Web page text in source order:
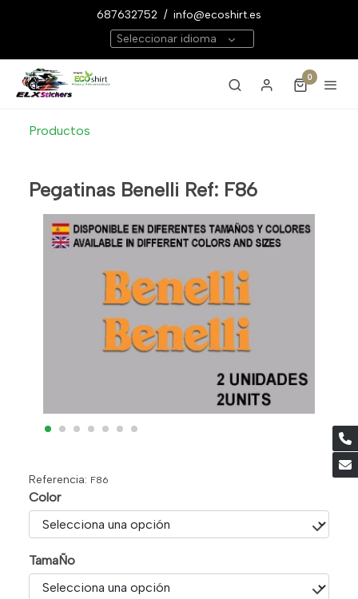
687632752 / info@ecoshirt.es
Seleccionar idioma
0
Productos
Pegatinas Benelli Ref: F86
Referencia: F86
Color
TamaÑo